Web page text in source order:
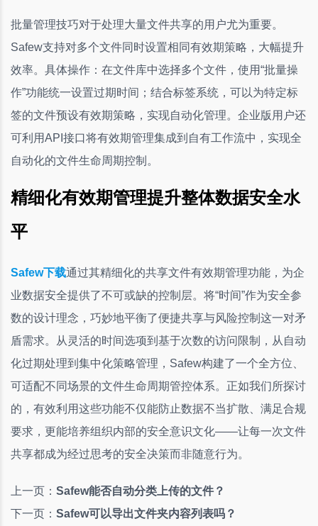
批量管理技巧对于处理大量文件共享的用户尤为重要。
Safew支持对多个文件同时设置相同有效期策略，大幅提升
效率。具体操作：在文件库中选择多个文件，使用“批量操
作”功能统一设置过期时间；结合标签系统，可以为特定标
签的文件预设有效期策略，实现自动化管理。企业版用户还
可利用API接口将有效期管理集成到自有工作流中，实现全
自动化的文件生命周期控制。
精细化有效期管理提升整体数据安全水
平
Safew下载通过其精细化的共享文件有效期管理功能，为企
业数据安全提供了不可或缺的控制层。将“时间”作为安全参
数的设计理念，巧妙地平衡了便捷共享与风险控制这一对矛
盾需求。从灵活的时间选项到基于次数的访问限制，从自动
化过期处理到集中化策略管理，Safew构建了一个全方位、
可适配不同场景的文件生命周期管控体系。正如我们所探讨
的，有效利用这些功能不仅能防止数据不当扩散、满足合规
要求，更能培养组织内部的安全意识文化——让每一次文件
共享都成为经过思考的安全决策而非随意行为。
上一页： Safew能否自动分类上传的文件？
下一页： Safew可以导出文件夹内容列表吗？